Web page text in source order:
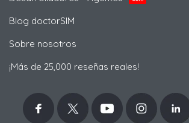
Blog doctorSIM
Sobre nosotros
¡Más de 25,000 reseñas reales!